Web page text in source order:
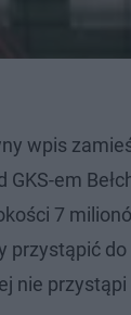
wpis
em
7
przystąpić
nie